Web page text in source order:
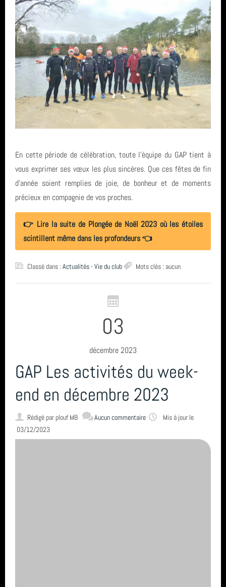
En cette période de célébration, toute l'équipe du GAP tient à
vous exprimer ses vœux les plus sincères. Que ces fêtes de fin
d'année soient remplies de joie, de bonheur et de moments
précieux en compagnie de vos proches.
👉 Lire la suite de Plongée de Noël 2023 où les étoiles
scintillent même dans les profondeurs 👈
Classé dans :Actualités - Vie du club Mots clés : aucun
03
décembre 2023
GAP Les activités du week-
end en décembre 2023
Rédigé parplouf MB Aucun commentaire
Mis à jour le
03/12/2023